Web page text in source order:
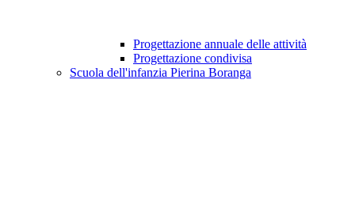
Progettazione annuale delle attività
Progettazione condivisa
Scuola dell'infanzia Pierina Boranga